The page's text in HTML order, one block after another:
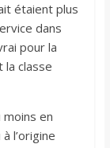
étaient plus
dans
pour la
la classe
en
l’origine